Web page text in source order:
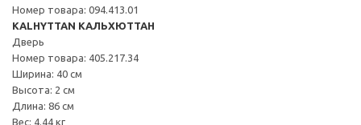
Номер товара: 094.413.01
KALHYTTAN КАЛЬХЮТТАН
Дверь
Номер товара: 405.217.34
Ширина: 40 см
Высота: 2 см
Длина: 86 см
Вес: 4.44 кг